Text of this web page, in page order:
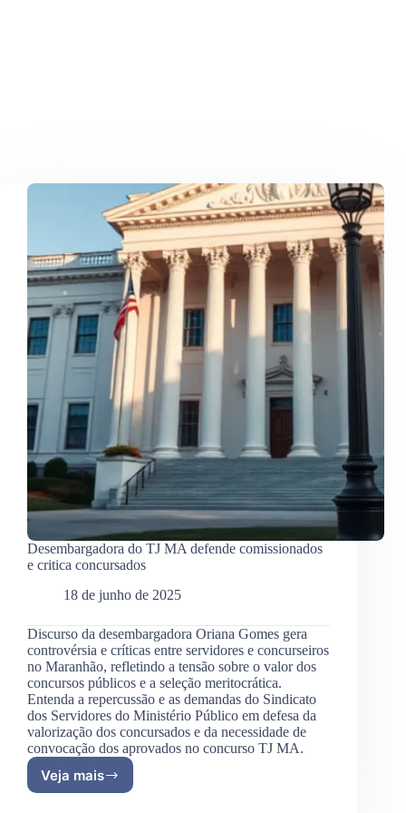
Desembargadora do TJ MA defende comissionados
e critica concursados
18 de junho de 2025
Discurso da desembargadora Oriana Gomes gera
controvérsia e críticas entre servidores e concurseiros
no Maranhão, refletindo a tensão sobre o valor dos
concursos públicos e a seleção meritocrática.
Entenda a repercussão e as demandas do Sindicato
dos Servidores do Ministério Público em defesa da
valorização dos concursados e da necessidade de
convocação dos aprovados no concurso TJ MA.
Veja maisDesembargadora